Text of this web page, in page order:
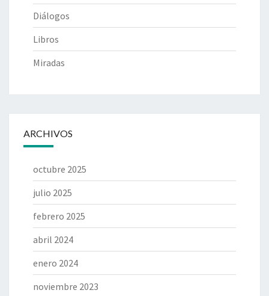
Diálogos
Libros
Miradas
ARCHIVOS
octubre 2025
julio 2025
febrero 2025
abril 2024
enero 2024
noviembre 2023